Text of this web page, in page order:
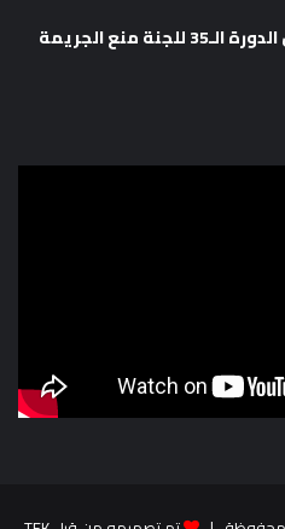
وزارة العدل تشارك في أعمال الدورة الـ35 للجنة منع الجريمة